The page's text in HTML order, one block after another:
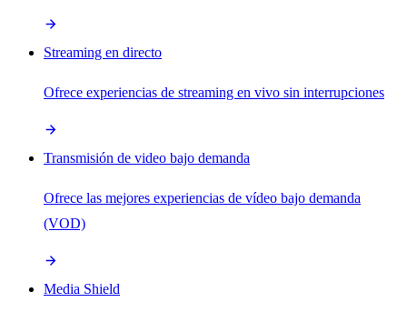
Streaming en directo
Ofrece experiencias de streaming en vivo sin interrupciones
Transmisión de video bajo demanda
Ofrece las mejores experiencias de vídeo bajo demanda
(VOD)
Media Shield